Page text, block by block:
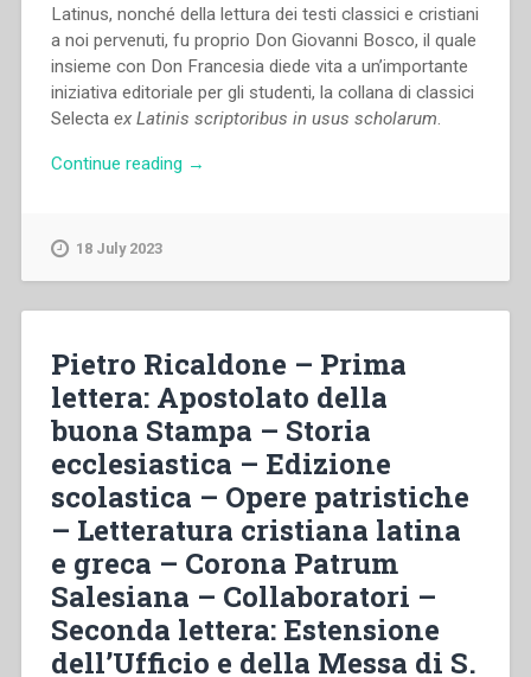
Latinus, nonché della lettura dei testi classici e cristiani
a noi pervenuti, fu proprio Don Giovanni Bosco, il quale
insieme con Don Francesia diede vita a un’importante
iniziativa editoriale per gli studenti, la collana di classici
Selecta ex Latinis scriptoribus in usus scholarum
Continue reading “Giovanna
di
trasmissione
dei
valori
della
humanitas
nella
Congregazione
salesiana
delle
origini:
il
→
18 July 2023
Pietro Ricaldone – Prima
lettera: Apostolato della
buona Stampa – Storia
ecclesiastica – Edizione
scolastica – Opere patristiche
– Letteratura cristiana latina
e greca – Corona Patrum
Salesiana – Collaboratori –
Seconda lettera: Estensione
dell’Ufficio e della Messa di S.